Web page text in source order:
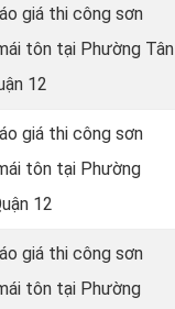
giá thi công sơn
tôn tại Phường Tân
12
giá thi công sơn
tôn tại Phường
12
giá thi công sơn
tôn tại Phường